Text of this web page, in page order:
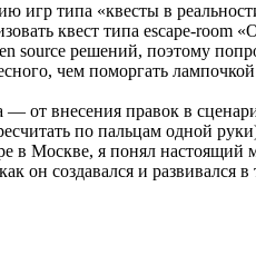
игр типа «квесты в
квест типа escape-room
source решений, поэтому
чем поморгать лампочкой
от внесения правок в
по пальцам одной
в Москве, я понял
он создавался и развивался